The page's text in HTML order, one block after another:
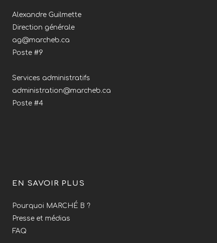
Alexandre Guilmette
Direction générale
ag@marcheb.ca
Poste #9
Services administratifs
administration@marcheb.ca
Poste #4
EN SAVOIR PLUS
Pourquoi MARCHÉ B ?
Presse et médias
FAQ